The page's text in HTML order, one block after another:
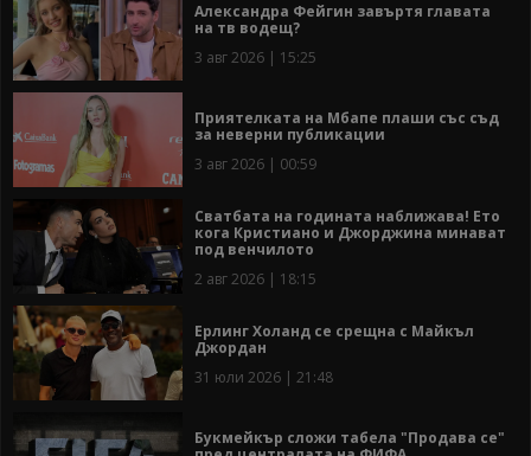
Александра Фейгин завъртя главата
на тв водещ?
3 авг 2026 | 15:25
Приятелката на Мбапе плаши със съд
за неверни публикации
3 авг 2026 | 00:59
Сватбата на годината наближава! Ето
кога Кристиано и Джорджина минават
под венчилото
2 авг 2026 | 18:15
Ерлинг Холанд се срещна с Майкъл
Джордан
31 юли 2026 | 21:48
Букмейкър сложи табела "Продава се"